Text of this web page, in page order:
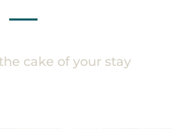
cake of your stay